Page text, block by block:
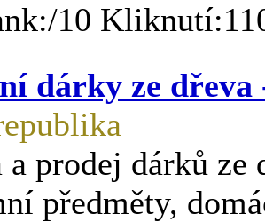
10
dárky ze dřeva
prodej dárků ze
předměty,